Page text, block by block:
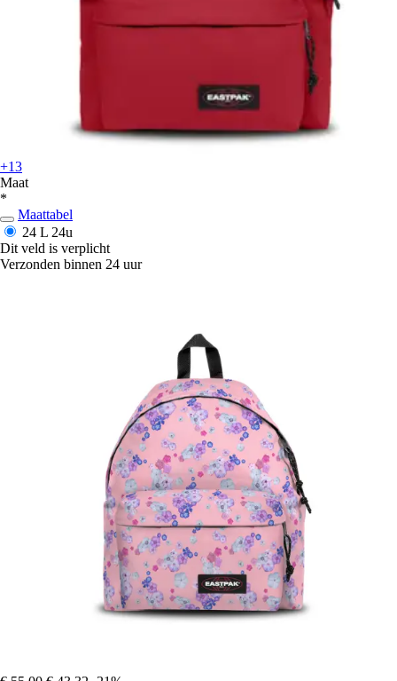
+13
Maat
*
Maattabel
24 L 24u
Dit veld is verplicht
Verzonden binnen 24 uur